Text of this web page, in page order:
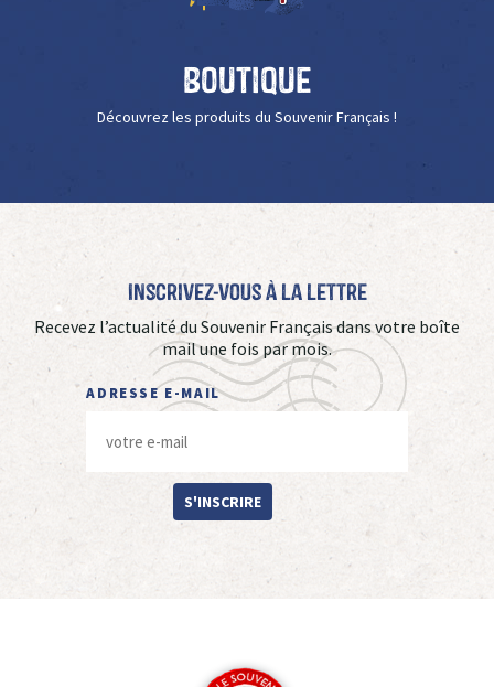
Boutique
Découvrez les produits du Souvenir Français !
Inscrivez-vous à La Lettre
Recevez l’actualité du Souvenir Français dans votre boîte
mail une fois par mois.
ADRESSE E-MAIL
S'INSCRIRE